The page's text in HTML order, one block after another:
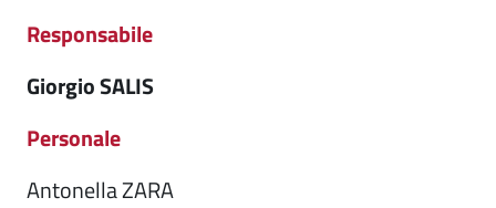
Responsabile
Giorgio SALIS
Personale
Antonella ZARA